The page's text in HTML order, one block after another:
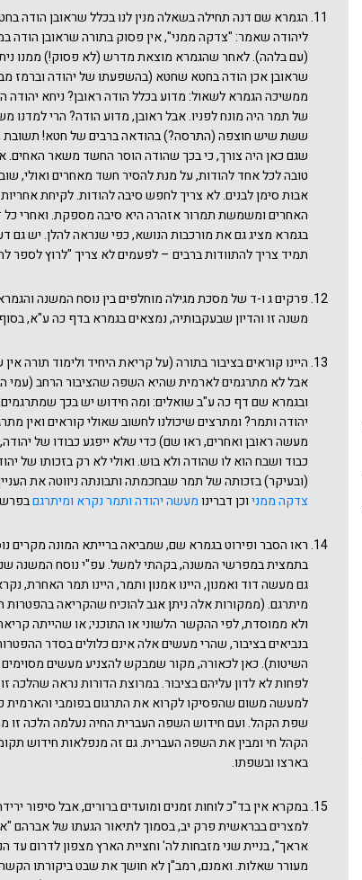
הגמרא שם דנה תחילה בשאלה מנין לנו בכלל שראובן הודה
ליהודה שאמר: "צדקה ממני", אין פסוק בתורה שראובן
(עם בלהה). לאחר שהגמרא מוצאת מדרש (לא פסוק!) ממנו
שראובן אכן הודה בחטא שחטא (בהשפעתו של יהודה וברמז
ממשיכה הגמרא לשאול: מדוע בכלל הודה ראובן? ניחא יהודה
של תמר היה מונח לפניו. אבל ראובן, מדוע הודה? הרי למדנו
ששת שיש חוצפה (התרסה?) בהודאה ברבים של חטא! תשובת
שגם כאן היה צורך, כי בכך שהודה הוסר החשד משאר האחים.
טובה לכל אחד להודות, על מנת להסיר חשד מאחרים ואולי,
אבות סימן לבנים. לא צריך לחפש סיבה להודות. לקיחת
האחרים ומשמשת תמרור אזהרה היא סיבה מספקת. ואחרי כל
בגמרא מציג גם את מורכבות הנושא, כפי שנראה להלן. יש גם
תמיד צריך להתוודות ברבים – לפעמים לא צריך "לרוץ לספר
פרקים ג ו-ד של מסכת מגילה מוחלפים בין נוסח המשנה
משנה זו והדיון שבעקבותיה, נמצאים בגמרא בדף כה ע"א,
היינו קוראים בציבור בתורה (על קריאת היחיד ולימוד תורה
אבל לא מתרגמים לארמית שהיא השפה שהציבור הרחב (עמי
ובגמרא שם דף כה ע"ב שואלים: ומה חידוש יש בכך
יהודה ותמר? ומתרצים שיכולנו לחשוב שאולי קוראים ואין
מעשה ראובן ואחרים, ראו שם) כדי שלא ייפגע כבודו של
כבוד ושבח הוא לו שהודה ולא בוש. ואולי לא רק בזכותו של
(ובעיקר) בזכותה של תמר שבחכמתה ותבונתה ניווטה את
צדקה ממניוכן דברינומעשה יהודה ותמר נקרא ומיתרגם
ראו הסבר ופירוט בגמרא שם, שמביאה ברייתא המונה מקרים
בתמצית במפרשי המשנה, בקהתי למשל. עפ"י נוסח המשנה
גם מעשה דוד ואמנון, היינו אמנון ותמר, היינו תמר האחרת,
מיתרגם. (ממקורות אלה ניתן אגב להוכיח שהקריאה בהפטרות
ולא ממוסדת, לפי ההקשר הלשוני או התוכני; או שהייתה
בנביאים בציבור, שהרי מעשים אלה אינם כלולים בסדר
השיטות). כאן לכאורה, מקור שמבקש להצניע מעשים מסוימים
לפחות לא לדון עליהם בציבור. במרוצת הדורות נראה שהלכה
למעשה משום שהפסיקו לקרוא את התרגום בפומבי והארמית
שפת הקהל. ועם חידוש השפה העברית החיה נעלמה הלכה זו
הקהל חי ומבין את השפה העברית. גם זה מנפלאות חידוש
בארצו ובשפתו.
במקרא אין בד"כ לוחות זמנים ומועדים ברורים, אבל סיפור
למצרים בבראשית פרק יב, בסמוך לתיאור הגעתו של אברהם
אראך", בניית שני מזבחות לה' וחציית הארץ מצפון לדרום עד
מעורר שאלות. ואמנם, רמב"ן לא חושך את שבט ביקורתו